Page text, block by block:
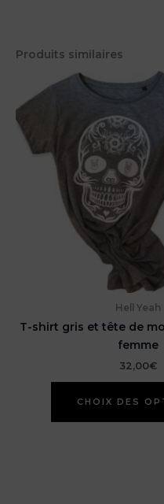
Produits similaires
Hell Yeah
T-shirt gris et tête de
femme
32,00€
CHOIX DES